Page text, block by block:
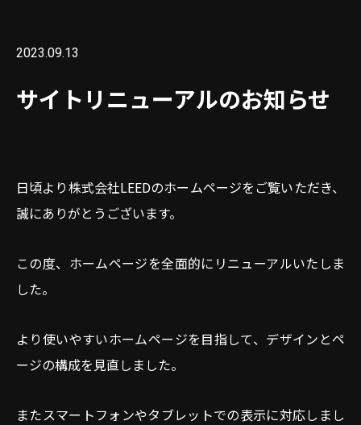
2023.09.13
サイトリニューアルのお知らせ
日頃より株式会社LEEDのホームページをご覧いただき、
誠にありがとうございます。
この度、ホームページを全面的にリニューアルいたしま
した。
より使いやすいホームページを目指して、デザインとペ
ージの構成を見直しました。
またスマートフォンやタブレットでの表示に対応しまし